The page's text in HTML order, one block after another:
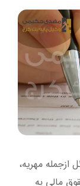
ازجمله مهریه،